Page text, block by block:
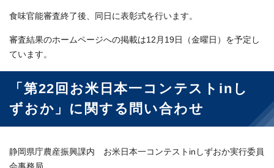
食味官能審査終了後、同日に表彰式を行います。
審査結果のホームページへの掲載は12月19日（金曜日）を予定し
ています。
「第22回お米日本一コンテストinし
ずおか」に関する問い合わせ
静岡県庁農産振興課内 お米日本一コンテストinしずおか実行委員